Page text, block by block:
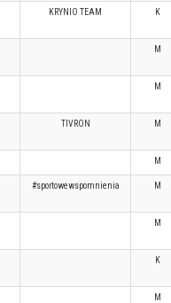
KRYNIO TEAM K
M
M
TIVRON M
M
#sportowewspomnienia M
M
K
M